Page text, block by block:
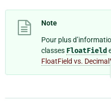
Note
Pour plus
classes FloatField
FloatField vs.